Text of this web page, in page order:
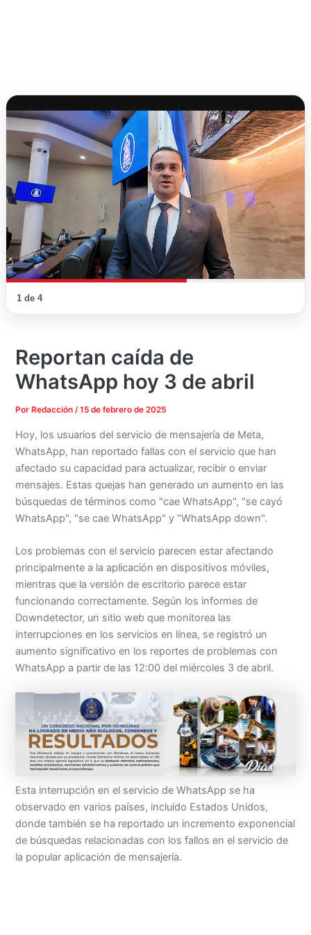
1 de 4
Reportan caída de
WhatsApp hoy 3 de abril
Por Redacción/15 de febrero de 2025
Hoy, los usuarios del servicio de mensajería de Meta,
WhatsApp, han reportado fallas con el servicio que han
afectado su capacidad para actualizar, recibir o enviar
mensajes. Estas quejas han generado un aumento en las
búsquedas de términos como "cae WhatsApp", "se cayó
WhatsApp", "se cae WhatsApp" y "WhatsApp down".
Los problemas con el servicio parecen estar afectando
principalmente a la aplicación en dispositivos móviles,
mientras que la versión de escritorio parece estar
funcionando correctamente. Según los informes de
Downdetector, un sitio web que monitorea las
interrupciones en los servicios en línea, se registró un
aumento significativo en los reportes de problemas con
WhatsApp a partir de las 12:00 del miércoles 3 de abril.
Esta interrupción en el servicio de WhatsApp se ha
observado en varios países, incluido Estados Unidos,
donde también se ha reportado un incremento exponencial
de búsquedas relacionadas con los fallos en el servicio de
la popular aplicación de mensajería.